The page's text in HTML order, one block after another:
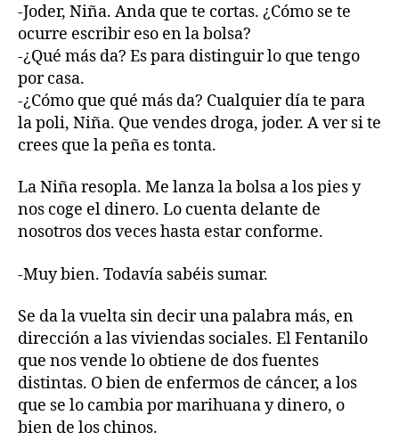
-Joder, Niña. Anda que te cortas. ¿Cómo se te
ocurre escribir eso en la bolsa?
-¿Qué más da? Es para distinguir lo que tengo
por casa.
-¿Cómo que qué más da? Cualquier día te para
la poli, Niña. Que vendes droga, joder. A ver si te
crees que la peña es tonta.
La Niña resopla. Me lanza la bolsa a los pies y
nos coge el dinero. Lo cuenta delante de
nosotros dos veces hasta estar conforme.
-Muy bien. Todavía sabéis sumar.
Se da la vuelta sin decir una palabra más, en
dirección a las viviendas sociales. El Fentanilo
que nos vende lo obtiene de dos fuentes
distintas. O bien de enfermos de cáncer, a los
que se lo cambia por marihuana y dinero, o
bien de los chinos.